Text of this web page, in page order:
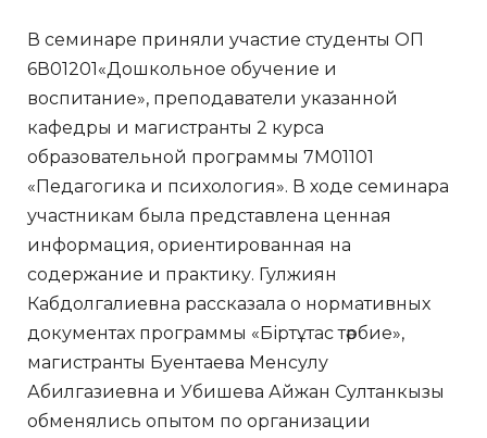
В семинаре приняли участие студенты ОП
6В01201«Дошкольное обучение и
воспитание», преподаватели указанной
кафедры и магистранты 2 курса
образовательной программы 7М01101
«Педагогика и психология». В ходе семинара
участникам была представлена ценная
информация, ориентированная на
содержание и практику. Гулжиян
Кабдолгалиевна рассказала о нормативных
документах программы «Біртұтас тәрбие»,
магистранты Буентаева Менсулу
Абилгазиевна и Убишева Айжан Султанкызы
обменялись опытом по организации